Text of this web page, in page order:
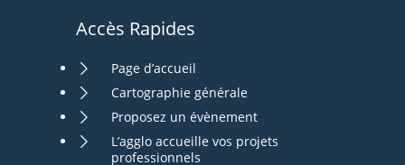
Accès Rapides
Page d’accueil
Cartographie générale
Proposez un évènement
L’agglo accueille vos projets
professionnels